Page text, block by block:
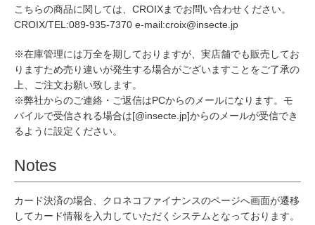
こちらの商品に関しては、CROIXまでお問い合わせください。
CROIX/TEL:089-935-7370 e-mail:croix@insecte.jp
※在庫管理には万全を期しておりますが、実店舗でも販売してお
りますため売り違いが発生する場合がございますことをご了承の
上、ご注文お願い致します。
※弊社からのご連絡・ご返信はPCからのメールになります。モ
バイルで受信される場合は[@insecte.jp]からのメールが受信でき
るように設定ください。
Notes
カード決済の場合、クロネコファイナンスのページへ画面が遷移
してカード情報を入力していただくシステムとなっております。